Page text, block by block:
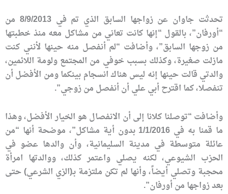
تحدثت جاوان عن زواجها السابق الذي تم في 8/9/2013 من
“أورفان”، بالقول “إنها كانت تعاني من مشاكل معه منذ خطبتها
من زوجها السابق”، وأضافت “لم أنفصل منه حينها لأنني كنت
مازلت صغيرة، وكذلك بسبب خوفي من المجتمع ولومة اللائمين،
والدتي قالت حينها إنه ليس هناك انسجام بينكما ومن الأفضل أن
تنفصلا، كما اقترح أبي علي أن أنفصل من زوجي”.
وأضافت “توصلنا كلانا إلى أن الانفصال هو الخيار الأفضل، وهذا
ما قمنا به في 1/1/2016 بدون أية مشاكل”، موضحة أنها “من
عائلة متوسطة في مدينة السليمانية، وأن والدها عضو في
الحزب الشيوعي، لكنه يصلي واعتمر كذلك، ووالدتها امرأة
محجبة وتصلي أيضاً، وأنها لم تكن ملتزمة بـ(الزي الشرعي) حتى
بعد زواجها من أورفان”.